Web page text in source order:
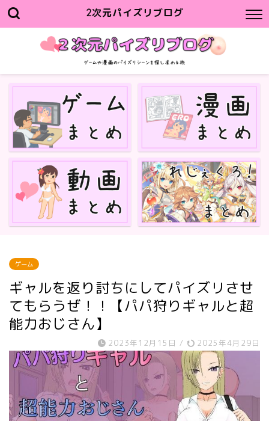
2次元パイズリブログ
ゲーム
ギャルを返り討ちにしてパイズリさせ
てもらうぜ！！【パパ狩りギャルと超
能力おじさん】
2023年12月15日 / 2025年4月29日